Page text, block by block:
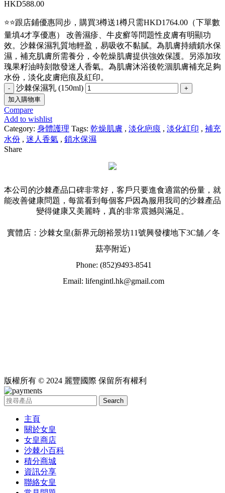
HKD588.00
⭐⭐跟店鋪優惠同步，購買3樽送1樽只需HKD1764.00（下單數
量填4才享優惠） 改善濕疹、牛皮癬等問題性皮膚有明顯功
效。沙棘保濕乳質地輕盈，易吸收不黏膩。為肌膚持續鎖水保
濕，補充肌膚所需養分，令乾燥肌膚提供強效保護。另添加玫
瑰果籽油時刻散發迷人香氣。為肌膚沐浴後乾涸肌膚補充足夠
水份，淡化皮膚疤痕及紅印。
沙棘保濕乳 (150ml)
加入購物車
Compare
Add to wishlist
Category: 身體護理 Tags: 乾燥肌膚 , 淡化疤痕 , 淡化紅印 , 補充
水份 , 迷人香氣 , 鎖水保濕
Share
本公司的沙棘產品口碑非常好，客戶只要進食適當的份量，就
能改善健康問題，每當看到每個客戶因為服用我司的沙棘產品
變得健康又美麗時，真的非常震撼與滿足。
實體店：沙棘女皇(新界元朗裕景坊11號興發樓地下3C舖／冬
菇亭附近)
Phone: (852)9493-8541
Email: lifengintl.hk@gmail.com
版權所有 © 2024 麗豐國際 保留所有權利
Search
主頁
關於女皇
女皇商店
沙棘小百科
積分商城
資訊分享
聯絡女皇